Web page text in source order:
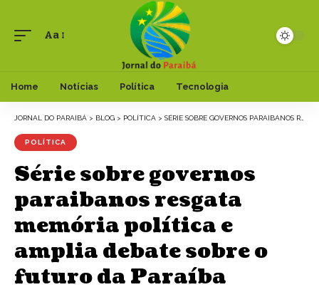
Aa
Home Notícias Política Tecnologia
JORNAL DO PARAIBÁ > BLOG > POLÍTICA > SÉRIE SOBRE GOVERNOS PARAIBANOS RESGATA MEMÓRIA POLÍTICA E AMPLIA DEBATE SOBRE O FUTURO DA PARAÍBA
POLÍTICA
Série sobre governos
paraibanos resgata
memória política e
amplia debate sobre o
futuro da Paraíba